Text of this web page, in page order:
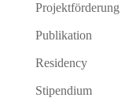
Projektförderung
Publikation
Residency
Stipendium